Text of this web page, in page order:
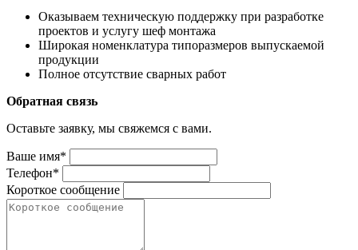
Оказываем техническую поддержку при разработке
проектов и услугу шеф монтажа
Широкая номенклатура типоразмеров выпускаемой
продукции
Полное отсутствие сварных работ
Обратная связь
Оставьте заявку, мы свяжемся с вами.
Ваше имя*
Телефон*
Короткое сообщение